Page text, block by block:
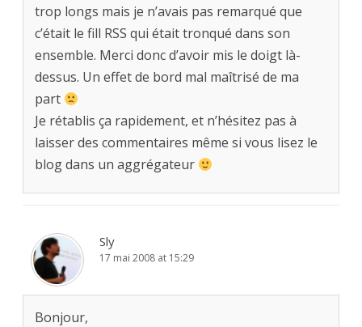
trop longs mais je n’avais pas remarqué que
c’était le fill RSS qui était tronqué dans son
ensemble. Merci donc d’avoir mis le doigt là-
dessus. Un effet de bord mal maîtrisé de ma
part
Je rétablis ça rapidement, et n’hésitez pas à
laisser des commentaires même si vous lisez le
blog dans un aggrégateur
Sly
17 mai 2008 at 15:29
Bonjour,